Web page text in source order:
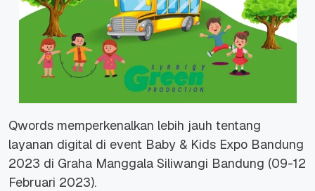
Qwords memperkenalkan lebih jauh tentang
layanan digital di event Baby & Kids Expo Bandung
2023 di Graha Manggala Siliwangi Bandung (09-12
Februari 2023).